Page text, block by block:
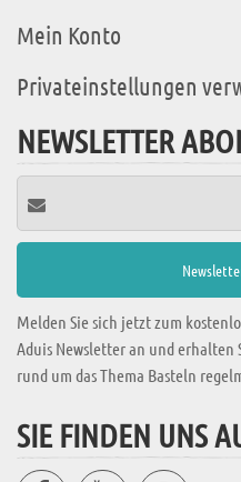
Mein Konto
Privateinstellungen
NEWSLETTER
Melden Sie sich jetzt zum
Aduis Newsletter an und
rund um das Thema Basteln
SIE FINDEN UNS